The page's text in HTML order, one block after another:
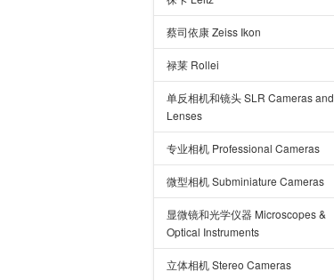
蔡司依康 Zeiss Ikon
禄莱 Rollei
单反相机和镜头 SLR Cameras and
Lenses
专业相机 Professional Cameras
微型相机 Subminiature Cameras
显微镜和光学仪器 Microscopes &
Optical Instruments
立体相机 Stereo Cameras